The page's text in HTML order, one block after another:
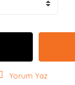
Yorum Yaz